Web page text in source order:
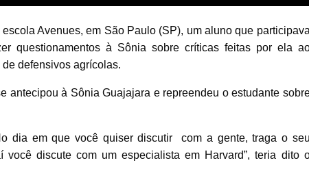
Avenues, em São Paulo (SP), um aluno que participava
questionamentos à Sônia sobre críticas feitas por ela
defensivos agrícolas.
antecipou à Sônia Guajajara e repreendeu o estudante
dia em que você quiser discutir com a gente, traga o seu
discute com um especialista em Harvard”, teria dito